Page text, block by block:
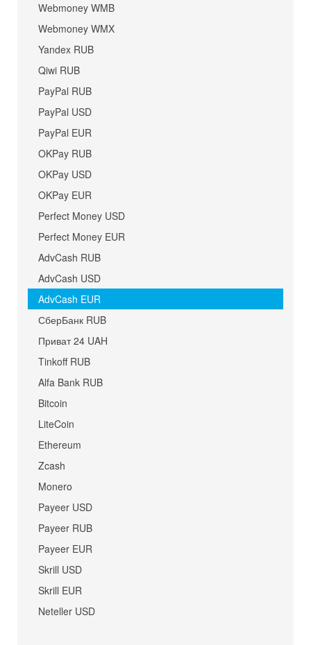
Webmoney WMB
Webmoney WMX
Yandex RUB
Qiwi RUB
PayPal RUB
PayPal USD
PayPal EUR
OKPay RUB
OKPay USD
OKPay EUR
Perfect Money USD
Perfect Money EUR
AdvCash RUB
AdvCash USD
AdvCash EUR
СберБанк RUB
Приват 24 UAH
Tinkoff RUB
Alfa Bank RUB
Bitcoin
LiteCoin
Ethereum
Zcash
Monero
Payeer USD
Payeer RUB
Payeer EUR
Skrill USD
Skrill EUR
Neteller USD